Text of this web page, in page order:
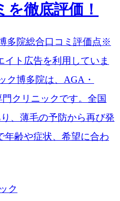
を徹底評価！
多院総合口コミ評価点※
イト広告を利用していま
ク博多院は、AGA・
クリニックです。全国
、薄毛の予防から再び発
年齢や症状、希望に合わ
ク